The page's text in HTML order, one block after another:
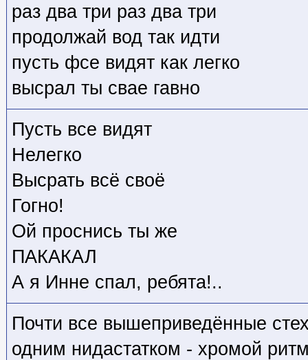
раз два три раз два три
продолжай вод так идти
пусть фсе видят как легко
высрал ты свае гавно
Пусть все видят
Нелегко
Высрать всё своё
Гогно!
Ой проснись ты же
ПАКАКАЛ
А я Инне спал, ребята!..
Почти все вышеприведённые
одним нидастатком - хромой